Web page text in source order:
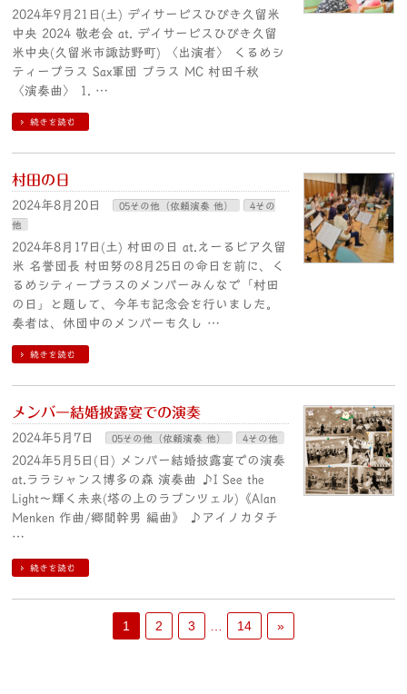
2024年9月21日(土) デイサービスひびき久留米
中央 2024 敬老会 at. デイサービスひびき久留
米中央(久留米市諏訪野町) 〈出演者〉 くるめシ
ティーブラス Sax軍団 プラス MC 村田千秋
〈演奏曲〉 1. …
続きを読む
村田の日
2024年8月20日 05その他（依頼演奏 他）
4その
他
2024年8月17日(土) 村田の日 at.えーるピア久留
米 名誉団長 村田努の8月25日の命日を前に、く
るめシティーブラスのメンバーみんなで「村田
の日」と題して、今年も記念会を行いました。
奏者は、休団中のメンバーも久し …
続きを読む
メンバー結婚披露宴での演奏
2024年5月7日 05その他（依頼演奏 他） 4その他
2024年5月5日(日) メンバー結婚披露宴での演奏
at.ララシャンス博多の森 演奏曲 ♪I See the
Light～輝く未来(塔の上のラプンツェル)《Alan
Menken 作曲/郷間幹男 編曲》 ♪アイノカタチ
…
続きを読む
1 2 3 14 »